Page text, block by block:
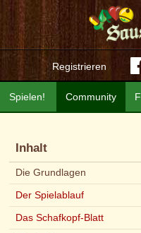
Registrieren
Community
Spielen!
Inhalt
Die Grundlagen
Der Spielablauf
Das Schafkopf-Blatt